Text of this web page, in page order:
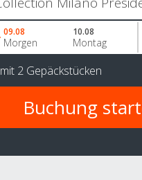
09.08
Morgen
10.08
Montag
mit 2 Gepäckstücken